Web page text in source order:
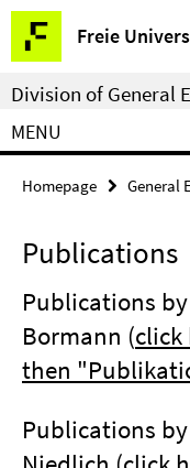
Springe
direkt
zu
Inhalt
Freie
Service
Navigation
Division of General
MENU
Homepage General
Publications
Publications
Bormann (click
then
Publications